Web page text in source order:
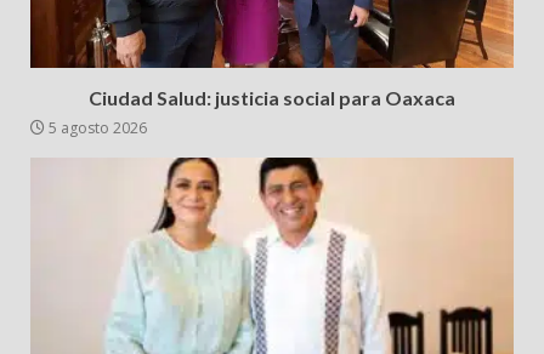
Ciudad Salud: justicia social para Oaxaca
5 agosto 2026